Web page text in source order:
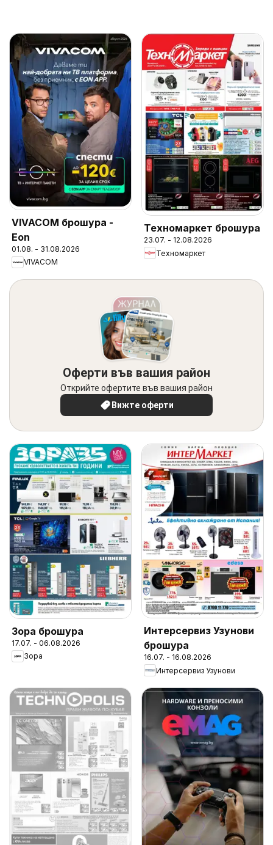
VIVACOM брошура -
Eon
01.08. - 31.08.2026
VIVACOM
Техномаркет брошура
23.07. - 12.08.2026
Техномаркет
Оферти във вашия район
Открийте офертите във вашия район
Вижте оферти
Зора брошура
17.07. - 06.08.2026
Зора
Интерсервиз Узунови
брошура
16.07. - 16.08.2026
Интерсервиз Узунови